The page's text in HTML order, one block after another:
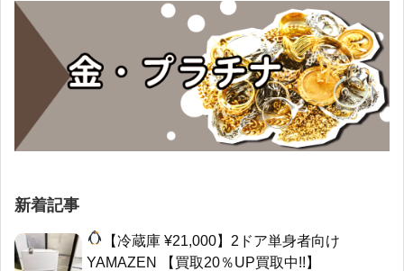
新着記事
【冷蔵庫 ¥21,000】2ドア単身者向け
YAMAZEN 【買取20％UP買取中!!】